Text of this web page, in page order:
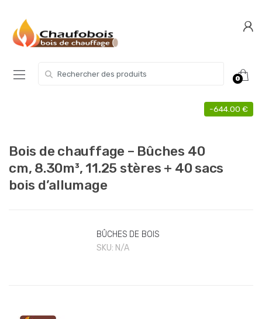
navigation
content
0
-644.00 €
Bois de chauffage – Bûches 40
cm, 8.30m³, 11.25 stères + 40 sacs
bois d’allumage
BÛCHES DE BOIS
SKU: N/A